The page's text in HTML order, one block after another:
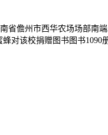
儋州市西华农场场部南
对该校捐赠图书图书1090